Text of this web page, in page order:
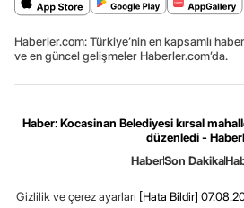
Haberler.com: Türkiye’nin en kapsamlı
ve en güncel gelişmeler Haberler.com’da.
Haber: Kocasinan Belediyesi kırsal
düzenledi -
HaberSon Dakika
Gizlilik ve çerez ayarları [Hata Bildir]